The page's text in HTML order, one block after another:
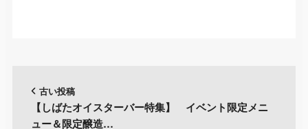
古い投稿
【しばたオイスターバー特集】 イベント限定メニ
ュー＆限定醸造…